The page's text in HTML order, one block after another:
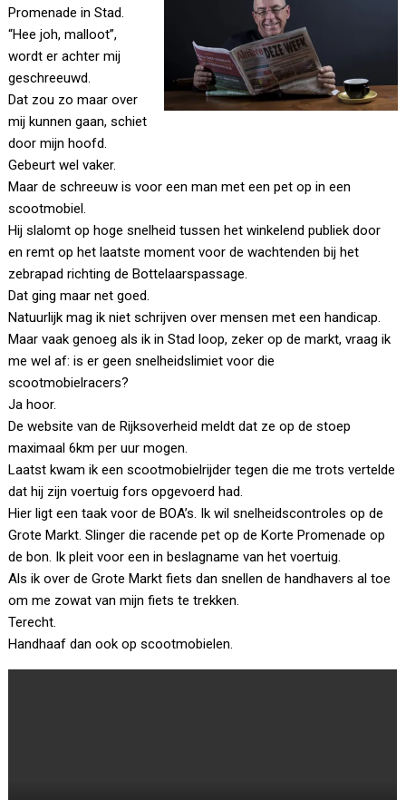
Promenade in Stad.
“Hee joh, malloot”,
wordt er achter mij
geschreeuwd.
Dat zou zo maar over
mij kunnen gaan, schiet
door mijn hoofd.
Gebeurt wel vaker.
Maar de schreeuw is voor een man met een pet op in een
scootmobiel.
Hij slalomt op hoge snelheid tussen het winkelend publiek door
en remt op het laatste moment voor de wachtenden bij het
zebrapad richting de Bottelaarspassage.
Dat ging maar net goed.
Natuurlijk mag ik niet schrijven over mensen met een handicap.
Maar vaak genoeg als ik in Stad loop, zeker op de markt, vraag ik
me wel af: is er geen snelheidslimiet voor die
scootmobielracers?
Ja hoor.
De website van de Rijksoverheid meldt dat ze op de stoep
maximaal 6km per uur mogen.
Laatst kwam ik een scootmobielrijder tegen die me trots vertelde
dat hij zijn voertuig fors opgevoerd had.
Hier ligt een taak voor de BOA’s. Ik wil snelheidscontroles op de
Grote Markt. Slinger die racende pet op de Korte Promenade op
de bon. Ik pleit voor een in beslagname van het voertuig.
Als ik over de Grote Markt fiets dan snellen de handhavers al toe
om me zowat van mijn fiets te trekken.
Terecht.
Handhaaf dan ook op scootmobielen.